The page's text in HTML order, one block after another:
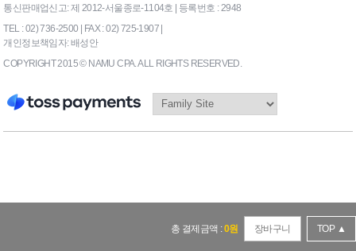
총 결제금액 :0원 장바구니 TOP ▲
통신판매업신고: 제 2012-서울종로-1104호 | 등록번호 : 2948
TEL : 02) 736-2500 | FAX : 02) 725-1907 |
개인정보책임자: 배성안
COPYRIGHT 2015 © NAMU CPA. ALL RIGHTS RESERVED.169|End Timer : 9.570313E-